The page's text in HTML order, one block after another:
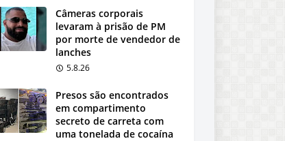
Câmeras corporais
levaram à prisão de PM
por morte de vendedor de
lanches
5.8.26
Presos são encontrados
em compartimento
secreto de carreta com
uma tonelada de cocaína